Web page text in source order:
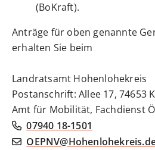
(BoKraft).
Anträge für oben genannte
erhalten Sie beim
Landratsamt Hohenlohekreis
Postanschrift: Allee 17, 74653
Amt für Mobilität, Fachdienst
07940 18-1501